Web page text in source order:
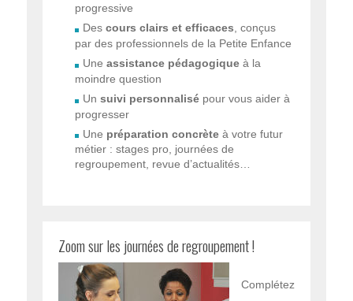
progressive
Des cours clairs et efficaces, conçus
par des professionnels de la Petite Enfance
Une assistance pédagogiqueà la
moindre question
Un suivi personnalisépour vous aider à
progresser
Une préparation concrèteà votre futur
métier : stages pro, journées de
regroupement, revue d’actualités…
Zoom sur les journées de regroupement !
Complétez